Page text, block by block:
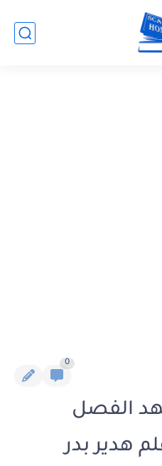
0
الفصل